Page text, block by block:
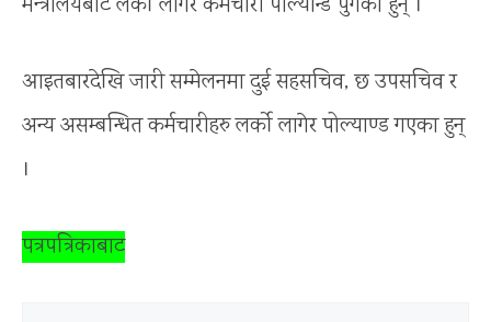
आइतबारदेखि जारी सम्मेलनमा दुई सहसचिव, छ उपसचिव र
अन्य असम्बन्धित कर्मचारीहरु लर्को लागेर पोल्याण्ड गएका हुन्
।
पत्रपत्रिकाबाट